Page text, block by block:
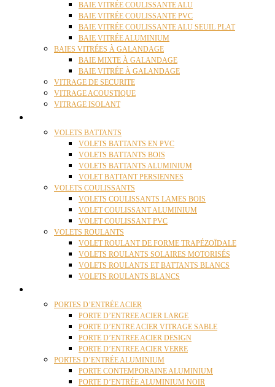
BAIE VITRÉE COULISSANTE ALU
BAIE VITRÉE COULISSANTE PVC
BAIE VITRÉE COULISSANTE ALU SEUIL PLAT
BAIE VITRÉE ALUMINIUM
BAIES VITRÉES À GALANDAGE
BAIE MIXTE À GALANDAGE
BAIE VITRÉE À GALANDAGE
VITRAGE DE SECURITE
VITRAGE ACOUSTIQUE
VITRAGE ISOLANT
VOLETS BATTANTS
VOLETS BATTANTS EN PVC
VOLETS BATTANTS BOIS
VOLETS BATTANTS ALUMINIUM
VOLET BATTANT PERSIENNES
VOLETS COULISSANTS
VOLETS COULISSANTS LAMES BOIS
VOLET COULISSANT ALUMINIUM
VOLET COULISSANT PVC
VOLETS ROULANTS
VOLET ROULANT DE FORME TRAPÉZOÏDALE
VOLETS ROULANTS SOLAIRES MOTORISÉS
VOLETS ROULANTS ET BATTANTS BLANCS
VOLETS ROULANTS BLANCS
PORTES D’ENTRÉE ACIER
PORTE D’ENTREE ACIER LARGE
PORTE D’ENTRE ACIER VITRAGE SABLE
PORTE D’ENTREE ACIER DESIGN
PORTE D’ENTREE ACIER VERRE
PORTES D’ENTRÉE ALUMINIUM
PORTE CONTEMPORAINE ALUMINIUM
PORTE D’ENTRÉE ALUMINIUM NOIR